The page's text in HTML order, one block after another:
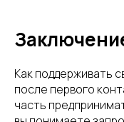
Как поддерживать
после первого
часть